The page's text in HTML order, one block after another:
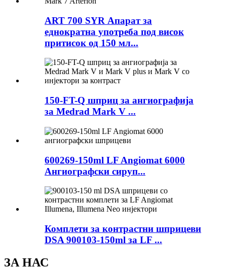
ART 700 SYR Апарат за
еднократна употреба под висок
притисок од 150 мл...
150-FT-Q шприц за ангиографија
за Medrad Mark V ...
600269-150ml LF Angiomat 6000
Ангиографски сируп...
Комплети за контрастни шприцеви
DSA 900103-150ml за LF ...
ЗА НАС